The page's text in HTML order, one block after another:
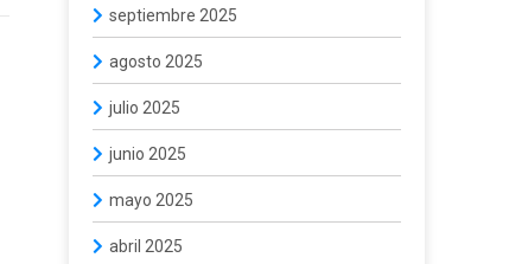
septiembre 2025
agosto 2025
julio 2025
junio 2025
mayo 2025
abril 2025